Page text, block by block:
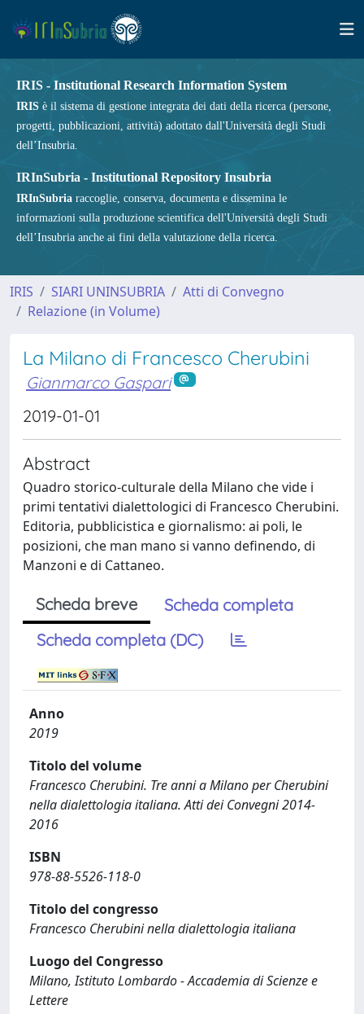
IRIS - Institutional Research Information System
IRIS è il sistema di gestione integrata dei dati della ricerca (persone,
progetti, pubblicazioni, attività) adottato dall'Università degli Studi
dell’Insubria.
IRInSubria - Institutional Repository Insubria
IRInSubria raccoglie, conserva, documenta e dissemina le
informazioni sulla produzione scientifica dell'Università degli Studi
dell’Insubria anche ai fini della valutazione della ricerca.
IRIS SIARI UNINSUBRIA
Atti di Convegno
Relazione (in Volume)
La Milano di Francesco Cherubini
Gianmarco Gaspari
2019-01-01
Abstract
Quadro storico-culturale della Milano che vide i
primi tentativi dialettologici di Francesco Cherubini.
Editoria, pubblicistica e giornalismo: ai poli, le
posizioni, che man mano si vanno definendo, di
Manzoni e di Cattaneo.
Scheda breve
Scheda completa
Scheda completa (DC)
Anno
2019
Titolo del volume
Francesco Cherubini. Tre anni a Milano per Cherubini
nella dialettologia italiana. Atti dei Convegni 2014-
2016
ISBN
978-88-5526-118-0
Titolo del congresso
Francesco Cherubini nella dialettologia italiana
Luogo del Congresso
Milano, Istituto Lombardo - Accademia di Scienze e
Lettere